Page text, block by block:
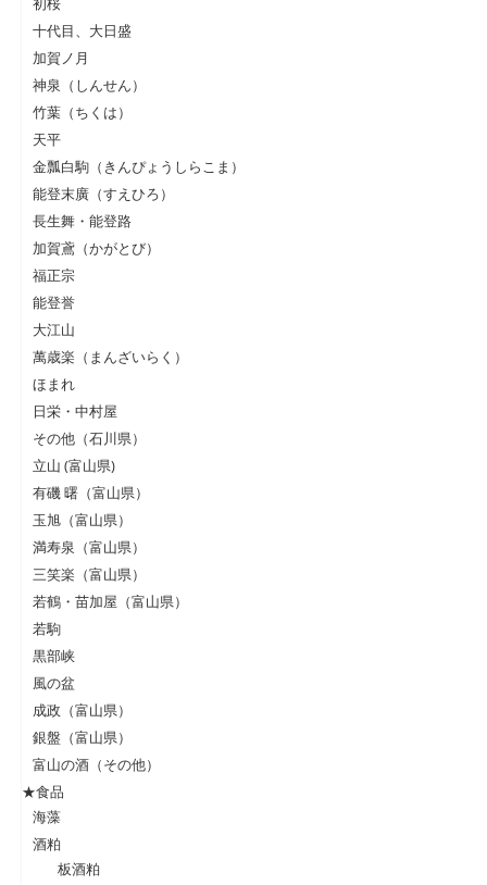
十代目、大日盛
加賀ノ月
神泉（しんせん）
竹葉（ちくは）
天平
金瓢白駒（きんぴょうしらこま）
能登末廣（すえひろ）
長生舞・能登路
加賀鳶（かがとび）
福正宗
能登誉
大江山
萬歳楽（まんざいらく）
ほまれ
日栄・中村屋
その他（石川県）
立山 (富山県)
有磯 曙（富山県）
玉旭（富山県）
満寿泉（富山県）
三笑楽（富山県）
若鶴・苗加屋（富山県）
若駒
黒部峡
風の盆
成政（富山県）
銀盤（富山県）
富山の酒（その他）
★食品
海藻
酒粕
板酒粕